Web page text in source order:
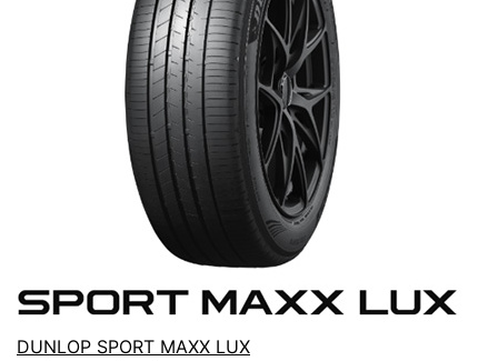
DUNLOP SPORT MAXX LUX